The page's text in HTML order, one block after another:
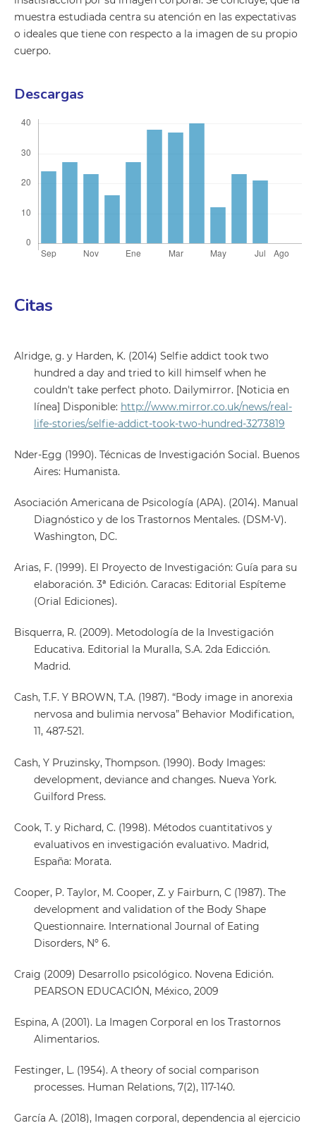
muestra estudiada centra su atención en las expectativas
o ideales que tiene con respecto a la imagen de su propio
cuerpo.
Descargas
Citas
Alridge, g. y Harden, K. (2014) Selfie addict took two
hundred a day and tried to kill himself when he
couldn't take perfect photo. Dailymirror. [Noticia en
línea] Disponible: http://www.mirror.co.uk/news/real-
life-stories/selfie-addict-took-two-hundred-3273819
Nder-Egg (1990). Técnicas de Investigación Social. Buenos
Aires: Humanista.
Asociación Americana de Psicología (APA). (2014). Manual
Diagnóstico y de los Trastornos Mentales. (DSM-V).
Washington, DC.
Arias, F. (1999). El Proyecto de Investigación: Guía para su
elaboración. 3ª Edición. Caracas: Editorial Espíteme
(Orial Ediciones).
Bisquerra, R. (2009). Metodología de la Investigación
Educativa. Editorial la Muralla, S.A. 2da Edicción.
Madrid.
Cash, T.F. Y BROWN, T.A. (1987). “Body image in anorexia
nervosa and bulimia nervosa” Behavior Modification,
11, 487-521.
Cash, Y Pruzinsky, Thompson. (1990). Body Images:
development, deviance and changes. Nueva York.
Guilford Press.
Cook, T. y Richard, C. (1998). Métodos cuantitativos y
evaluativos en investigación evaluativo. Madrid,
España: Morata.
Cooper, P. Taylor, M. Cooper, Z. y Fairburn, C (1987). The
development and validation of the Body Shape
Questionnaire. International Journal of Eating
Disorders, Nº 6.
Craig (2009) Desarrollo psicológico. Novena Edición.
PEARSON EDUCACIÓN, México, 2009
Espina, A (2001). La Imagen Corporal en los Trastornos
Alimentarios.
Festinger, L. (1954). A theory of social comparison
processes. Human Relations, 7(2), 117-140.
García A. (2018), Imagen corporal, dependencia al ejercicio